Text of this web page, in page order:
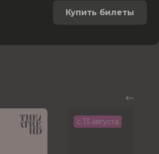
с 13 августа
Купить билеты